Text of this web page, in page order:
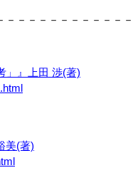
－－－－－－－－－－－
」』上田 渉(著)
美(著)